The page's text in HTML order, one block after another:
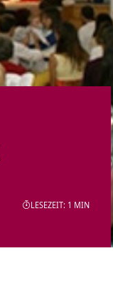
LESEZEIT: 1 MIN